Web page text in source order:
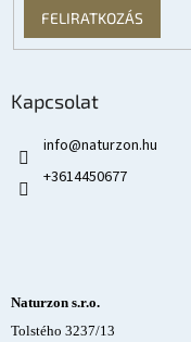
FELIRATKOZÁS
Kapcsolat
info@naturzon.hu
+3614450677
Naturzon s.r.o.
Tolstého 3237/13